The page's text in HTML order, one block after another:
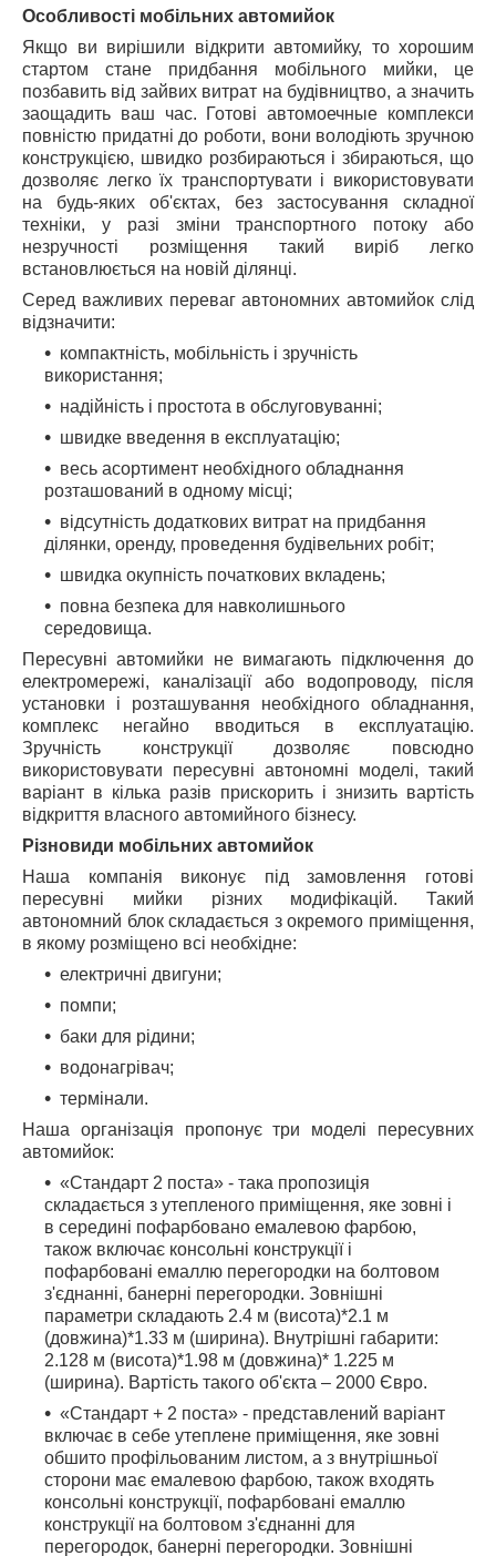
Особливості мобільних автомийок
Якщо ви вирішили відкрити автомийку, то хорошим
стартом стане придбання мобільного мийки, це
позбавить від зайвих витрат на будівництво, а значить
заощадить ваш час. Готові автомоечные комплекси
повністю придатні до роботи, вони володіють зручною
конструкцією, швидко розбираються і збираються, що
дозволяє легко їх транспортувати і використовувати
на будь-яких об'єктах, без застосування складної
техніки, у разі зміни транспортного потоку або
незручності розміщення такий виріб легко
встановлюється на новій ділянці.
Серед важливих переваг автономних автомийок слід
відзначити:
компактність, мобільність і зручність
використання;
надійність і простота в обслуговуванні;
швидке введення в експлуатацію;
весь асортимент необхідного обладнання
розташований в одному місці;
відсутність додаткових витрат на придбання
ділянки, оренду, проведення будівельних робіт;
швидка окупність початкових вкладень;
повна безпека для навколишнього
середовища.
Пересувні автомийки не вимагають підключення до
електромережі, каналізації або водопроводу, після
установки і розташування необхідного обладнання,
комплекс негайно вводиться в експлуатацію.
Зручність конструкції дозволяє повсюдно
використовувати пересувні автономні моделі, такий
варіант в кілька разів прискорить і знизить вартість
відкриття власного автомийного бізнесу.
Різновиди мобільних автомийок
Наша компанія виконує під замовлення готові
пересувні мийки різних модифікацій. Такий
автономний блок складається з окремого приміщення,
в якому розміщено всі необхідне:
електричні двигуни;
помпи;
баки для рідини;
водонагрівач;
термінали.
Наша організація пропонує три моделі пересувних
автомийок:
«Стандарт 2 поста» - така пропозиція
складається з утепленого приміщення, яке зовні і
в середині пофарбовано емалевою фарбою,
також включає консольні конструкції і
пофарбовані емаллю перегородки на болтовом
з'єднанні, банерні перегородки. Зовнішні
параметри складають 2.4 м (висота)*2.1 м
(довжина)*1.33 м (ширина). Внутрішні габарити:
2.128 м (висота)*1.98 м (довжина)* 1.225 м
(ширина). Вартість такого об'єкта – 2000 Євро.
«Стандарт + 2 поста» - представлений варіант
включає в себе утеплене приміщення, яке зовні
обшито профільованим листом, а з внутрішньої
сторони має емалевою фарбою, також входять
консольні конструкції, пофарбовані емаллю
конструкції на болтовом з'єднанні для
перегородок, банерні перегородки. Зовнішні